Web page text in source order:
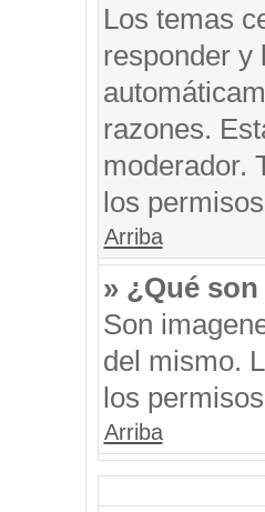
Los temas
responder y
razones.
moderador.
los
Arriba
» ¿Qué
Son
del mismo.
los
Arriba